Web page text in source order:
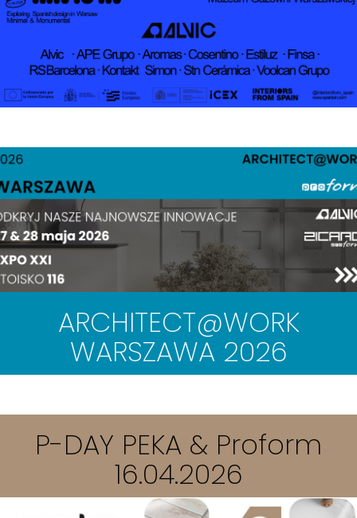
ARCHITECT@WORK
WARSZAWA 2026
P-DAY PEKA & Proform
16.04.2026